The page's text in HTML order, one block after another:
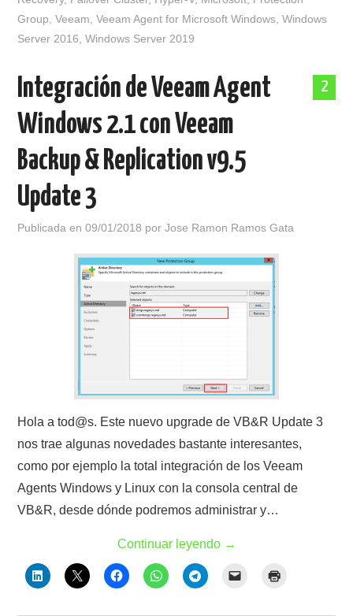
Group ,Veeam ,Veeam Agent for Microsoft Windows ,Windows
Server 2016 ,Windows Server 2019
2
Integración de Veeam Agent
Windows 2.1 con Veeam
Backup & Replication v9.5
Update 3
Publicada en09/01/2018 porJose Ramon Ramos Gata
Hola a tod@s. Este nuevo upgrade de VB&R Update 3
nos trae algunas novedades bastante interesantes,
como por ejemplo la total integración de los Veeam
Agents Windows y Linux con la consola central de
VB&R, desde dónde podremos administrar y…
Continuar leyendo →